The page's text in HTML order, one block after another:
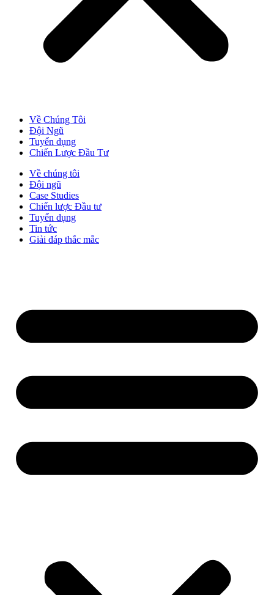
Về Chúng Tôi
Đội Ngũ
Tuyển dụng
Chiến Lược Đầu Tư​
Về chúng tôi
Đội ngũ
Case Studies
Chiến lược Đầu tư
Tuyển dụng
Tin tức
Giải đáp thắc mắc